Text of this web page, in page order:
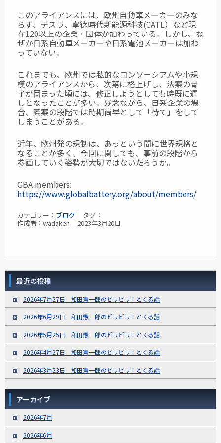
このアライアンスには、欧州自動車メーカーのみな
らず、テスラ、寧徳時代新能源科技(CATL）など現
在120以上の企業・団体が加わっている。しかし、な
ぜか日系自動車メーカーや日系電池メーカーは加わ
っていない。
これまでも、欧州では私的なコンソーシアムや小規
模のアライアンスから、次第に格上げし、法案の骨
子が固まった頃には、修正しようとしても時既に遅
しとなったことが多い。 残念ながら、日系企業の場
合、素案の段階では時期尚早として「待て」をして
しまうことがある。
近年、欧州発の規制は、あっという間に世界規格と
なることが多く、今回に関しても、事前の段階から
参画していく姿勢が大切ではないだろうか。
GBA members:
https://www.globalbattery.org/about/members/
カテゴリー： ブログ ｜ タグ：
作成者：wadaken｜ 2023年3月20日
最近の投稿
2026年7月27日 和田憲一郎のビリビリ！とくる話
2026年6月29日 和田憲一郎のビリビリ！とくる話
2026年5月25日 和田憲一郎のビリビリ！とくる話
2026年4月27日 和田憲一郎のビリビリ！とくる話
2026年3月23日 和田憲一郎のビリビリ！とくる話
アーカイブ
2026年7月
2026年6月